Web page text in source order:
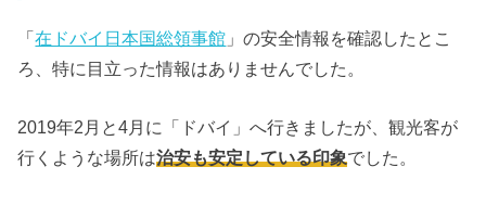
「在ドバイ日本国総領事館 」の安全情報を確認したとこ
ろ、特に目立った情報はありませんでした。
2019年2月と4月に「ドバイ」へ行きましたが、観光客が
行くような場所は治安も安定している印象でした。